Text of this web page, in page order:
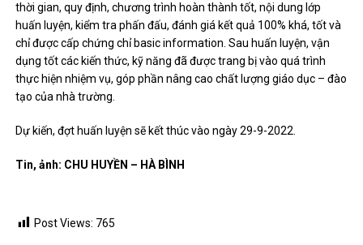
thời gian, quy định, chương trình hoàn thành tốt, nội dung lớp
huấn luyện, kiểm tra phấn đấu, đánh giá kết quả 100% khá, tốt và
chỉ được cấp chứng chỉ basic information. Sau huấn luyện, vận
dụng tốt các kiến ​​thức, kỹ năng đã được trang bị vào quá trình
thực hiện nhiệm vụ, góp phần nâng cao chất lượng giáo dục – đào
tạo của nhà trường.
Dự kiến, đợt huấn luyện sẽ kết thúc vào ngày 29-9-2022.
Tin, ảnh: CHU HUYỀN – HÀ BÌNH
Post Views: 765